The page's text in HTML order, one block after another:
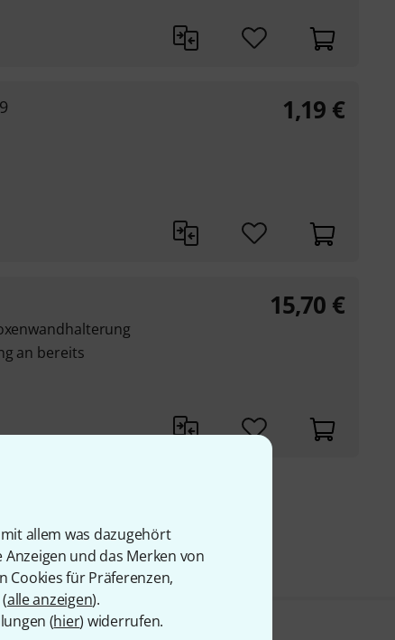
allem was dazugehört
und das Merken von
Cookies für Präferenzen,
alle anzeigen).
(hier) widerrufen.
1,19 €
an bereits
15,70 €